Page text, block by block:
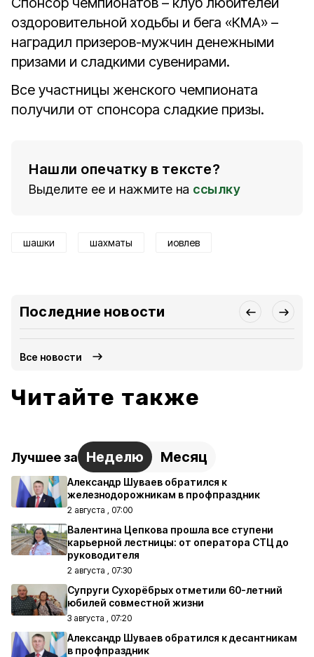
оздоровительной ходьбы и бега «КМА» –
наградил призеров-мужчин денежными
призами и сладкими сувенирами.
Все участницы женского чемпионата
получили от спонсора сладкие призы.
Нашли опечатку в тексте?
Выделите ее и нажмите на ссылку
шашки шахматы иовлев
Последние новости
Все новости
Читайте также
Лучшее за Неделю Месяц
Александр Шуваев обратился к
железнодорожникам в профпраздник
2 августа , 07:00
Валентина Цепкова прошла все ступени
карьерной лестницы: от оператора СТЦ до
руководителя
2 августа , 07:30
Супруги Сухорёбрых отметили 60-летний
юбилей совместной жизни
3 августа , 07:20
Александр Шуваев обратился к десантникам
в профпраздник